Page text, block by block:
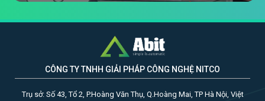
CÔNG TY TNHH GIẢI PHÁP CÔNG NGHỆ NITCO
Trụ sở: Số 43, Tổ 2, P.Hoàng Văn Thụ, Q.Hoàng Mai, TP Hà Nội, Việt